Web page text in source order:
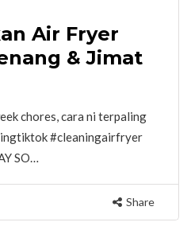
Air Fryer
& Jimat
chores, cara ni terpaling
#cleaningairfryer
SO…
Share